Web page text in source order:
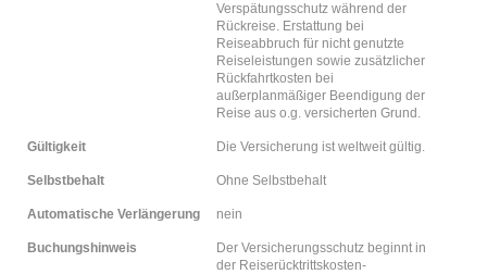
Verspätungsschutz während der
Rückreise. Erstattung bei
Reiseabbruch für nicht genutzte
Reiseleistungen sowie zusätzlicher
Rückfahrtkosten bei
außerplanmäßiger Beendigung der
Reise aus o.g. versicherten Grund.
Gültigkeit Die Versicherung ist weltweit gültig.
Selbstbehalt Ohne Selbstbehalt
Automatische Verlängerung nein
Buchungshinweis
Der Versicherungsschutz beginnt in
der Reiserücktrittskosten-